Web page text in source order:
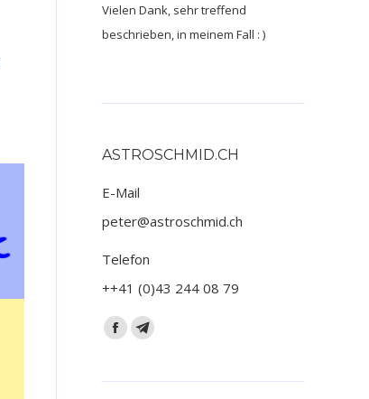
Vielen Dank, sehr treffend
beschrieben, in meinem Fall : )
ASTROSCHMID.CH
E-Mail
peter@astroschmid.ch
Telefon
++41 (0)43 244 08 79
Finden Sie uns auf:
Facebook
opens
Telegram
opens